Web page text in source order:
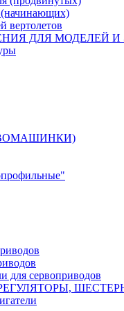
(начинающих)
вертолетов
ДЛЯ МОДЕЛЕЙ И
для сервоприводов